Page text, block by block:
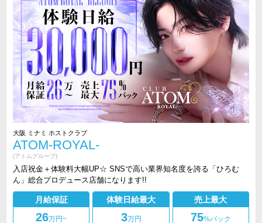
大阪 ミナミ ホストクラブ
ATOM-ROYAL-
(アトムグループ)
入店祝金＋体験料大幅UP☆ SNSで高い業界知名度を誇る「ひろむ
ん」総合プロデュース店舗になります!!
月給保証
26万円~
体験日給最大
3万円
売上最大
75%バック